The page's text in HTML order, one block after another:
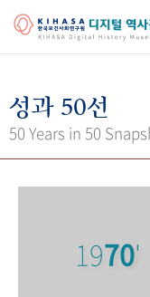
걸어온 길 기관 변천사
키워
성과 50선
50 Years in 50
1970'